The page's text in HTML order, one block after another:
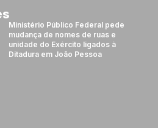
Ministério Público Federal pede
mudança de nomes de ruas e
unidade do Exército ligados à
Ditadura em João Pessoa